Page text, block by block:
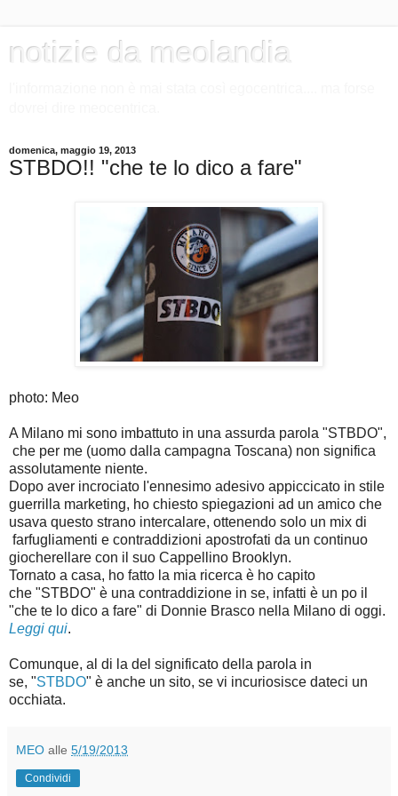
notizie da meolandia
domenica, maggio 19, 2013
STBDO!! "che te lo dico a fare"
photo: Meo
A Milano mi sono imbattuto in una assurda parola "STBDO",
che per me (uomo dalla campagna Toscana) non significa
assolutamente niente.
Dopo aver incrociato l'ennesimo adesivo appiccicato in stile
guerrilla marketing, ho chiesto spiegazioni ad un amico che
usava questo strano intercalare, ottenendo solo un mix di
farfugliamenti e contraddizioni apostrofati da un continuo
giocherellare con il suo Cappellino Brooklyn.
Tornato a casa, ho fatto la mia ricerca è ho capito
che "STBDO" è una contraddizione in se, infatti è un po il
"che te lo dico a fare" di Donnie Brasco nella Milano di oggi.
Leggi qui.
Comunque, al di la del significato della parola in
se, "STBDO" è anche un sito, se vi incuriosisce dateci un
occhiata.
MEO alle 5/19/2013
Condividi